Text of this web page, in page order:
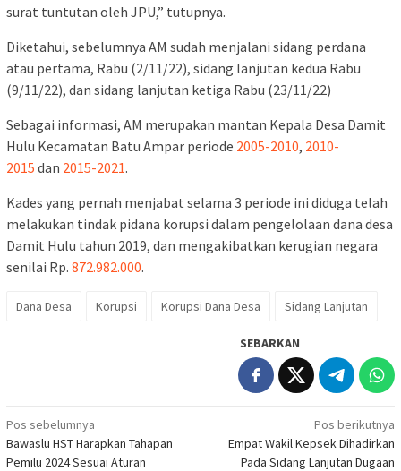
surat tuntutan oleh JPU,” tutupnya.
Diketahui, sebelumnya AM sudah menjalani sidang perdana
atau pertama, Rabu (2/11/22), sidang lanjutan kedua Rabu
(9/11/22), dan sidang lanjutan ketiga Rabu (23/11/22)
Sebagai informasi, AM merupakan mantan Kepala Desa Damit
Hulu Kecamatan Batu Ampar periode 2005-2010, 2010-
2015 dan 2015-2021.
Kades yang pernah menjabat selama 3 periode ini diduga telah
melakukan tindak pidana korupsi dalam pengelolaan dana desa
Damit Hulu tahun 2019, dan mengakibatkan kerugian negara
senilai Rp. 872.982.000.
Dana Desa Korupsi Korupsi Dana Desa Sidang Lanjutan
SEBARKAN
Navigasi
pos
Pos sebelumnya
Bawaslu HST Harapkan Tahapan
Pemilu 2024 Sesuai Aturan
Pos berikutnya
Empat Wakil Kepsek Dihadirkan
Pada Sidang Lanjutan Dugaan